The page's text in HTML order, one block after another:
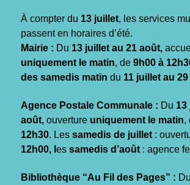
À compter du 13 juillet, les services
passent en horaires d’été.
Mairie : Du 13 juillet au 21 août,
uniquement le matin, de 9h00 à
des samedis matin du 11 juillet au
Agence Postale Communale : Du 13
août, ouverture uniquement le matin,
12h30. Les samedis de juillet :
12h00, l es samedis d’août : agence
Bibliothèque “Au Fil des Pages” : Du